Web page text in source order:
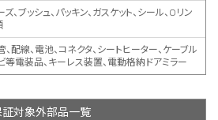
、ブッシュ、パッキン、ガスケット、シール、Oリン
、配線、電池、コネクタ、シートヒーター、ケーブル
等電装品、キーレス装置、 電動格納ドアミラー
証対象外部品一覧